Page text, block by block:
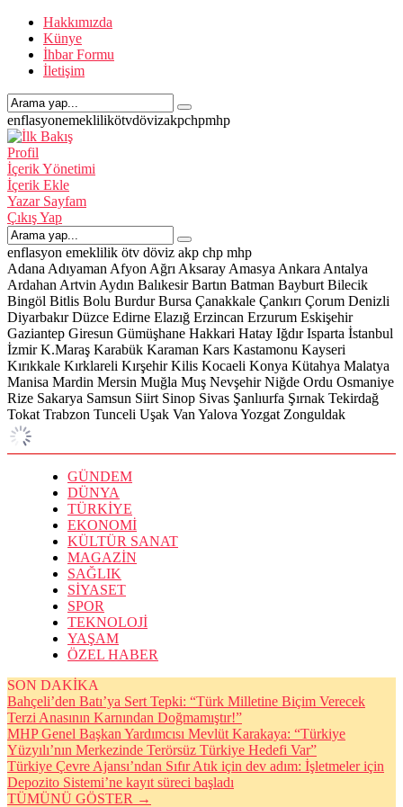
Hakkımızda
Künye
İhbar Formu
İletişim
enflasyonemeklilikötvdövizakpchpmhp
Profil
İçerik Yönetimi
İçerik Ekle
Yazar Sayfam
Çıkış Yap
enflasyon emeklilik ötv döviz akp chp mhp
Adana Adıyaman Afyon Ağrı Aksaray Amasya Ankara Antalya
Ardahan Artvin Aydın Balıkesir Bartın Batman Bayburt Bilecik
Bingöl Bitlis Bolu Burdur Bursa Çanakkale Çankırı Çorum Denizli
Diyarbakır Düzce Edirne Elazığ Erzincan Erzurum Eskişehir
Gaziantep Giresun Gümüşhane Hakkari Hatay Iğdır Isparta İstanbul
İzmir K.Maraş Karabük Karaman Kars Kastamonu Kayseri
Kırıkkale Kırklareli Kırşehir Kilis Kocaeli Konya Kütahya Malatya
Manisa Mardin Mersin Muğla Muş Nevşehir Niğde Ordu Osmaniye
Rize Sakarya Samsun Siirt Sinop Sivas Şanlıurfa Şırnak Tekirdağ
Tokat Trabzon Tunceli Uşak Van Yalova Yozgat Zonguldak
GÜNDEM
DÜNYA
TÜRKİYE
EKONOMİ
KÜLTÜR SANAT
MAGAZİN
SAĞLIK
SİYASET
SPOR
TEKNOLOJİ
YAŞAM
ÖZEL HABER
SON DAKİKA
Bahçeli’den Batı’ya Sert Tepki: “Türk Milletine Biçim Verecek
Terzi Anasının Karnından Doğmamıştır!”
MHP Genel Başkan Yardımcısı Mevlüt Karakaya: “Türkiye
Yüzyılı’nın Merkezinde Terörsüz Türkiye Hedefi Var”
Türkiye Çevre Ajansı’ndan Sıfır Atık için dev adım: İşletmeler için
Depozito Sistemi’ne kayıt süreci başladı
TÜMÜNÜ GÖSTER →